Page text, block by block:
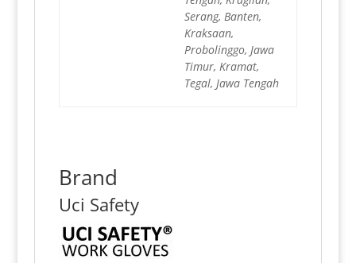
Serang, Banten,
Kraksaan,
Probolinggo, Jawa
Timur, Kramat,
Tegal, Jawa Tengah
Brand
Uci Safety